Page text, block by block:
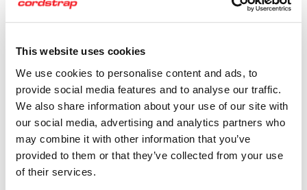
This website uses cookies
We use cookies to personalise content and ads, to
provide social media features and to analyse our traffic.
We also share information about your use of our site with
our social media, advertising and analytics partners who
may combine it with other information that you’ve
provided to them or that they’ve collected from your use
of their services.